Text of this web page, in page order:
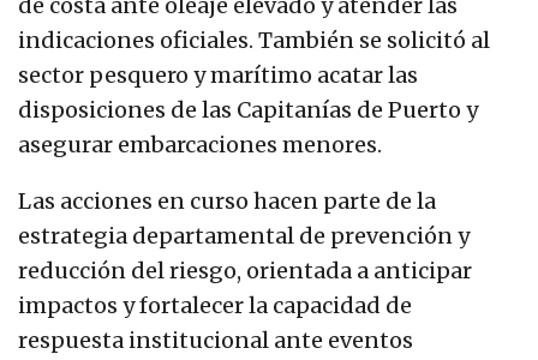
de costa ante oleaje elevado y atender las
indicaciones oficiales. También se solicitó al
sector pesquero y marítimo acatar las
disposiciones de las Capitanías de Puerto y
asegurar embarcaciones menores.
Las acciones en curso hacen parte de la
estrategia departamental de prevención y
reducción del riesgo, orientada a anticipar
impactos y fortalecer la capacidad de
respuesta institucional ante eventos